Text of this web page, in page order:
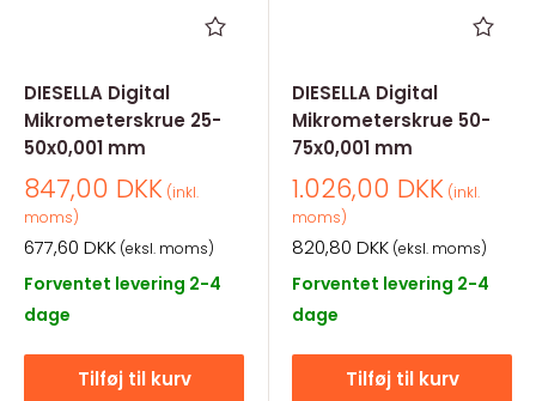
DIESELLA Digital
Mikrometerskrue 25-
50x0,001 mm
Salgspris
847,00 DKK (inkl.
moms)
Salgspris
677,60 DKK (eksl. moms)
Forventet levering 2-4
dage
Tilføj til kurv
DIESELLA Digital
Mikrometerskrue 50-
75x0,001 mm
Salgspris
1.026,00 DKK (inkl.
moms)
Salgspris
820,80 DKK (eksl. moms)
Forventet levering 2-4
dage
Tilføj til kurv